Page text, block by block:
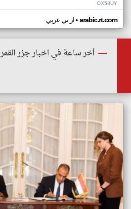
OX58UY
ار تي عربي• arabic.rt.com
أخر ساعة في اخبار جزر القمر